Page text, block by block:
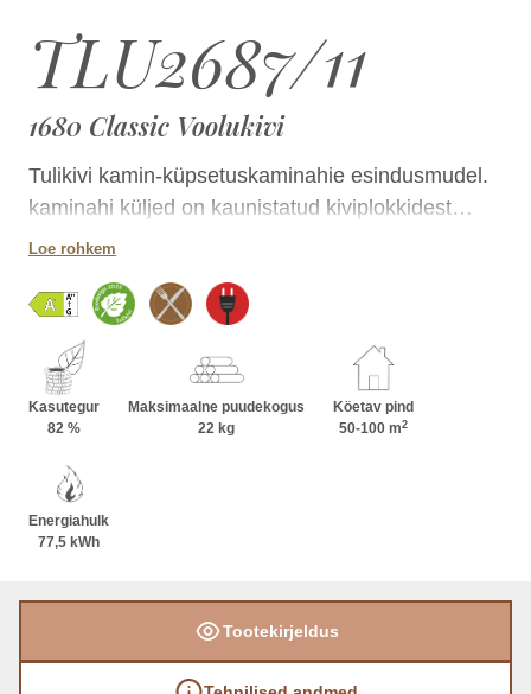
TLU2687/11
1680 Classic Voolukivi
Tulikivi kamin-küpsetuskaminahie esindusmudel.
kaminahi küljed on kaunistatud kiviplokkidest
pinnaga. Tulikivi kamin-küpsetusahi toimib osavalt
köögi poolel ja kolde suur etteulatuv uks avaneb
elutuppa.
Loe rohkem
Kasutegur
82 %
Maksimaalne puudekogus
22 kg
Köetav pind
50-100 m2
Energiahulk
77,5 kWh
Tootekirjeldus